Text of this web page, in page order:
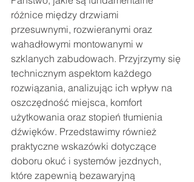
różnice między drzwiami
przesuwnymi, rozwieranymi oraz
wahadłowymi montowanymi w
szklanych zabudowach. Przyjrzymy się
technicznym aspektom każdego
rozwiązania, analizując ich wpływ na
oszczędność miejsca, komfort
użytkowania oraz stopień tłumienia
dźwięków. Przedstawimy również
praktyczne wskazówki dotyczące
doboru okuć i systemów jezdnych,
które zapewnią bezawaryjną